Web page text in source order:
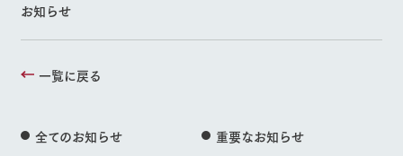
お知らせ
一覧に戻る
全てのお知らせ
重要なお知らせ